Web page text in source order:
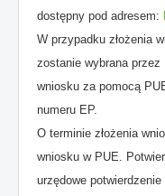
dostępny pod adresem:
W przypadku złożenia
zostanie wybrana przez
wniosku za pomocą
numeru EP.
O terminie złożenia
wniosku w PUE.
urzędowe